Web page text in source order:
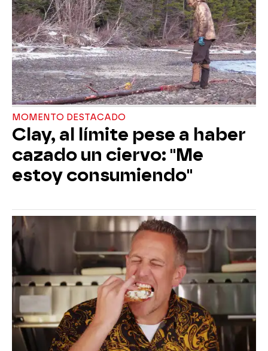
MOMENTO DESTACADO
Clay, al límite pese a haber
cazado un ciervo: "Me
estoy consumiendo"